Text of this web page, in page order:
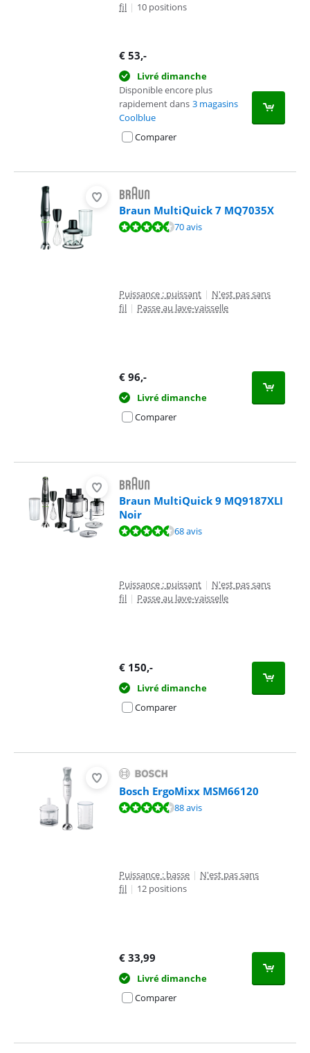
fil | 10 positions
€ 53,-
Livré dimanche
Disponible encore plus
rapidement dans 3 magasins
Coolblue
Comparer
Braun MultiQuick 7 MQ7035X
La note est de 8,6 sur 10, basée sur 70 avis.70 avis
Puissance : puissant | N'est pas sans
fil | Passe au lave-vaisselle
€ 96,-
Livré dimanche
Comparer
Braun MultiQuick 9 MQ9187XLI
Noir
La note est de 8,8 sur 10, basée sur 68 avis.68 avis
Puissance : puissant | N'est pas sans
fil | Passe au lave-vaisselle
€ 150,-
Livré dimanche
Comparer
Bosch ErgoMixx MSM66120
La note est de 9,0 sur 10, basée sur 88 avis.88 avis
Puissance : basse | N'est pas sans
fil | 12 positions
€ 33,99
Livré dimanche
Comparer